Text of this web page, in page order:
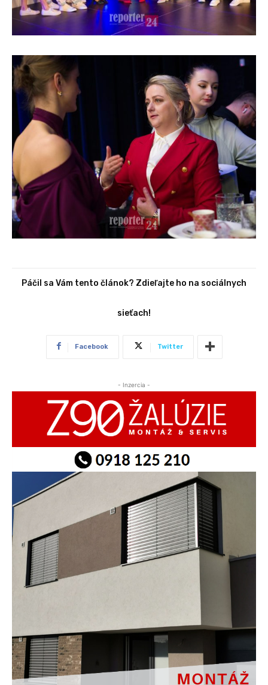
Páčil sa Vám tento článok? Zdieľajte ho na sociálnych
sieťach!
Facebook Twitter
- Inzercia -